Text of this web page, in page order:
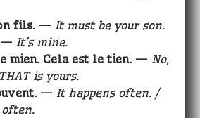
fils. —It must be your son.
—It’s mine.
mien. Cela est le tien. — No,
is yours.
—It happens often. /
often.